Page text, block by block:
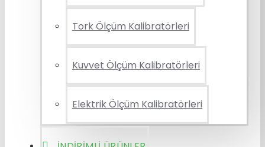
Tork Ölçüm Kalibratörleri
Kuvvet Ölçüm Kalibratörleri
Elektrik Ölçüm Kalibratörleri